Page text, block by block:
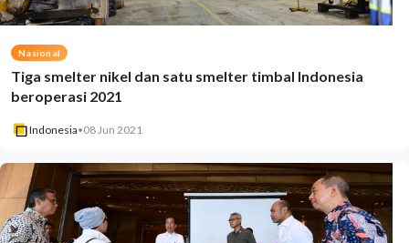
Nasional
Tiga smelter nikel dan satu smelter timbal Indonesia
beroperasi 2021
Indonesia•08 Jun 2021